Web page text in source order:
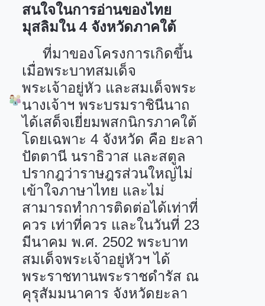
สนใจในการอ่านของไทย
มุสลิมใน 4จังหวัดภาคใต้
ที่มาของโครงการเกิดขึ้น
เมื่อพระบาทสมเด็จ
พระเจ้าอยู่หัว และสมเด็จพระ
นางเจ้าฯ พระบรมราชินีนาถ
ได้เสด็จเยี่ยมพสกนิกรภาคใต้
โดยเฉพาะ 4 จังหวัด คือ ยะลา
ปัตตานี นราธิวาส และสตูล
ปรากฎว่าราษฎรส่วนใหญ่ไม่
เข้าใจภาษาไทย และไม่
สามารถทำการติดต่อได้เท่าที่
ควร เท่าที่ควร และในวันที่ 23
มีนาคม พ.ศ. 2502 พระบาท
สมเด็จพระเจ้าอยู่หัวฯ ได้
พระราชทานพระราชดำรัส ณ
คุรุสัมมนาคาร จังหวัดยะลา